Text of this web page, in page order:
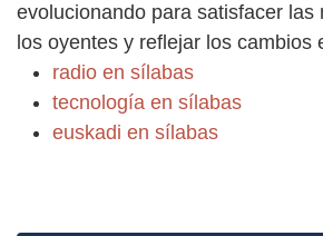
evolucionando para satisfacer las
los oyentes y reflejar los cambios
radio en sílabas
tecnología en sílabas
euskadi en sílabas